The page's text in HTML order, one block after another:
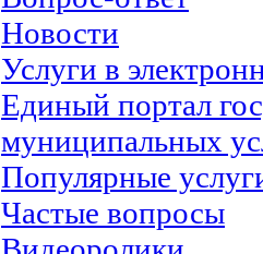
Новости
Услуги в
Единый портал
муниципальных
Популярные
Частые вопросы